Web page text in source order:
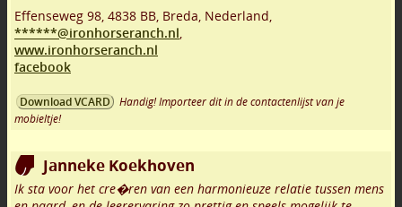
Effenseweg 98, 4838 BB, Breda, Nederland,
******@ironhorseranch.nl,
www.ironhorseranch.nl
facebook
Download VCARD
Handig! Importeer dit in de contactenlijst van je
mobieltje!
Janneke Koekhoven
Ik sta voor het cre�ren van een harmonieuze relatie tussen mens